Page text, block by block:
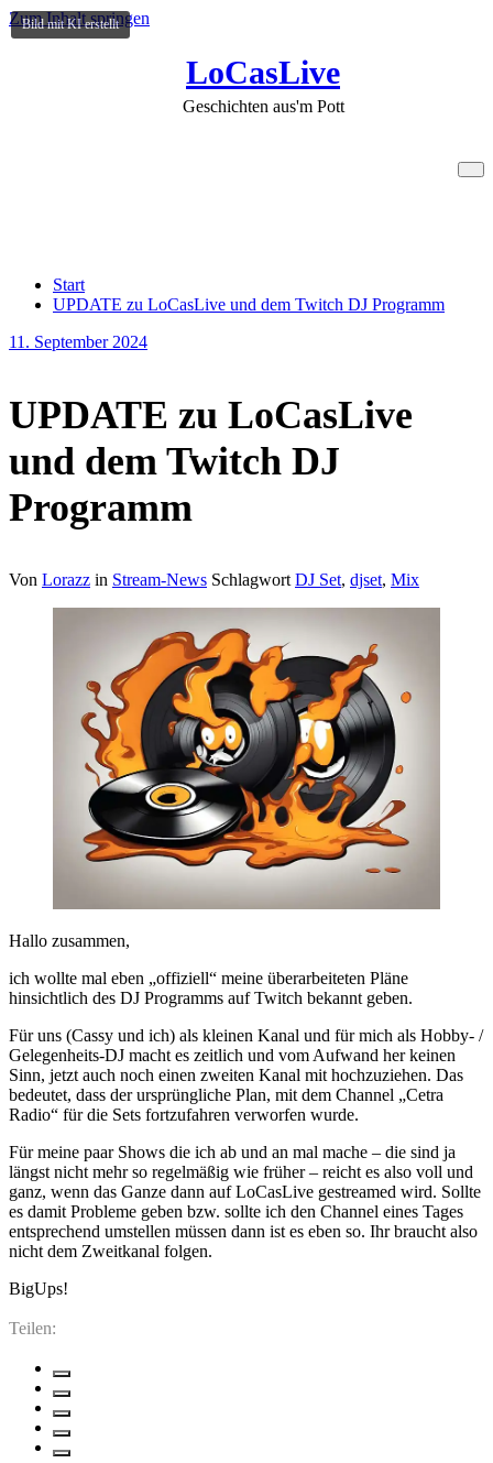
Zum Inhalt springen
LoCasLive
Geschichten aus'm Pott
Start
UPDATE zu LoCasLive und dem Twitch DJ Programm
11. September 2024
UPDATE zu LoCasLive
und dem Twitch DJ
Programm
Von Lorazz in Stream-News Schlagwort DJ Set, djset, Mix
Bild mit KI erstellt
Hallo zusammen,
ich wollte mal eben „offiziell“ meine überarbeiteten Pläne
hinsichtlich des DJ Programms auf Twitch bekannt geben.
Für uns (Cassy und ich) als kleinen Kanal und für mich als Hobby- /
Gelegenheits-DJ macht es zeitlich und vom Aufwand her keinen
Sinn, jetzt auch noch einen zweiten Kanal mit hochzuziehen. Das
bedeutet, dass der ursprüngliche Plan, mit dem Channel „Cetra
Radio“ für die Sets fortzufahren verworfen wurde.
Für meine paar Shows die ich ab und an mal mache – die sind ja
längst nicht mehr so regelmäßig wie früher – reicht es also voll und
ganz, wenn das Ganze dann auf LoCasLive gestreamed wird. Sollte
es damit Probleme geben bzw. sollte ich den Channel eines Tages
entsprechend umstellen müssen dann ist es eben so. Ihr braucht also
nicht dem Zweitkanal folgen.
BigUps!
Teilen: